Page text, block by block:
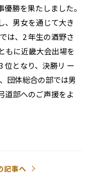
勝を果たしました。
、男女を通じて大き
は、2 年生の酒野さ
もに近畿大会出場を
位となり、決勝リ ー
団体総合の部では男
道部へのご声援をよ
記事へ